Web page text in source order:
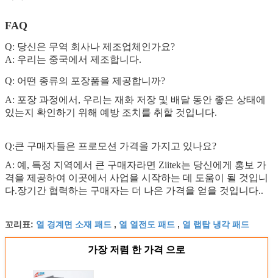
FAQ
Q: 당신은 무역 회사나 제조업체인가요?
A: 우리는 중국에서 제조합니다.
Q: 어떤 종류의 포장품을 제공합니까?
A: 포장 과정에서, 우리는 재화 저장 및 배달 동안 좋은 상태에
있는지 확인하기 위해 예방 조치를 취할 것입니다.
Q:큰 구매자들은 프로모션 가격을 가지고 있나요?
A: 예, 특정 지역에서 큰 구매자라면 Ziitek는 당신에게 홍보 가
격을 제공하여 이곳에서 사업을 시작하는 데 도움이 될 것입니
다.장기간 협력하는 구매자는 더 나은 가격을 얻을 것입니다..
꼬리표: 열 경계면 소재 패드 , 열 열전도 패드 , 열 랩탑 냉각 패드
가장 저렴 한 가격 으로